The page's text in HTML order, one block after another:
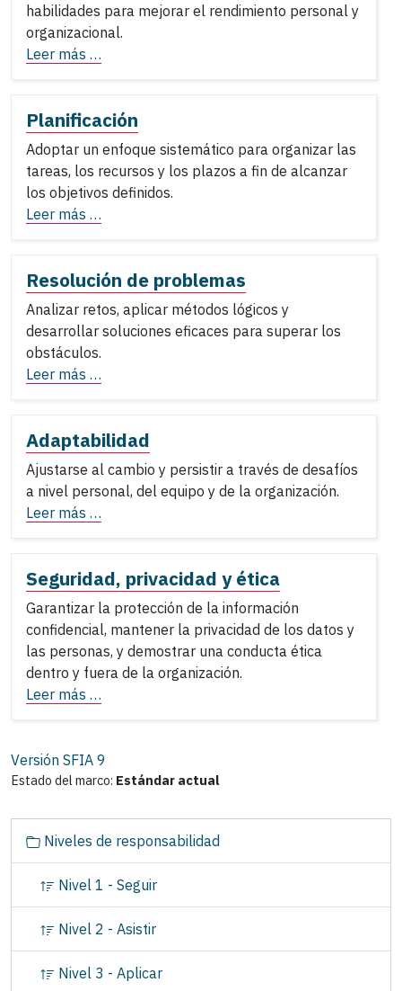
habilidades para mejorar el rendimiento personal y
organizacional.
Leer más …
Planificación
Adoptar un enfoque sistemático para organizar las
tareas, los recursos y los plazos a fin de alcanzar
los objetivos definidos.
Leer más …
Resolución de problemas
Analizar retos, aplicar métodos lógicos y
desarrollar soluciones eficaces para superar los
obstáculos.
Leer más …
Adaptabilidad
Ajustarse al cambio y persistir a través de desafíos
a nivel personal, del equipo y de la organización.
Leer más …
Seguridad, privacidad y ética
Garantizar la protección de la información
confidencial, mantener la privacidad de los datos y
las personas, y demostrar una conducta ética
dentro y fuera de la organización.
Leer más …
Versión SFIA 9
Estado del marco: Estándar actual
Niveles de responsabilidad
Nivel 1 - Seguir
Nivel 2 - Asistir
Nivel 3 - Aplicar